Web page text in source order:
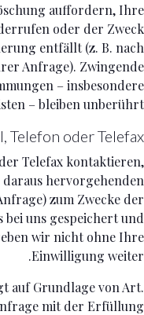
auffordern, Ihre
oder der Zweck
entfällt (z. B. nach
Anfrage). Zwingende
– insbesondere
– bleiben unberührt.
Telefon oder Telefax
Telefax kontaktieren,
hervorgehenden
zum Zwecke der
uns gespeichert und
wir nicht ohne Ihre
Einwilligung weiter.
auf Grundlage von Art.
mit der Erfüllung